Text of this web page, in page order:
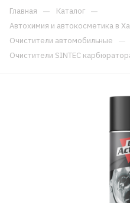
Главная — Каталог —
Автохимия и автокосметика в
Очистители автомобильные —
Очистители SINTEC